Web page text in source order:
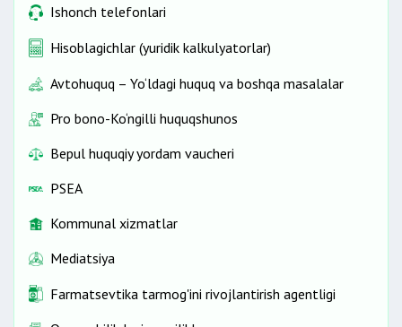
Ishonch telefonlari
Hisoblagichlar (yuridik kalkulyatorlar)
Avtohuquq – Yo‘ldagi huquq va boshqa masalalar
Pro bono-Ko‘ngilli huquqshunos
Bepul huquqiy yordam vaucheri
PSEA
Kommunal xizmatlar
Mediatsiya
Farmatsevtika tarmog'ini rivojlantirish agentligi